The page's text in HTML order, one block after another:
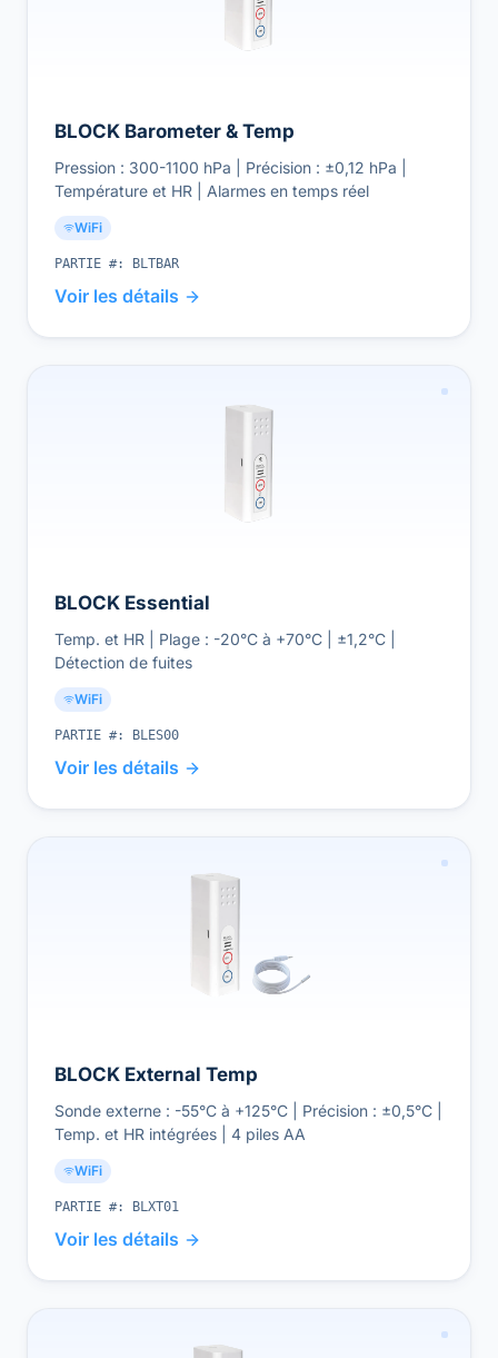
BLOCK Barometer & Temp
Pression : 300-1100 hPa | Précision : ±0,12 hPa |
Température et HR | Alarmes en temps réel
WiFi
PARTIE #: BLTBAR
Voir les détails
BLOCK Essential
Temp. et HR | Plage : -20°C à +70°C | ±1,2°C |
Détection de fuites
WiFi
PARTIE #: BLES00
Voir les détails
BLOCK External Temp
Sonde externe : -55°C à +125°C | Précision : ±0,5°C |
Temp. et HR intégrées | 4 piles AA
WiFi
PARTIE #: BLXT01
Voir les détails